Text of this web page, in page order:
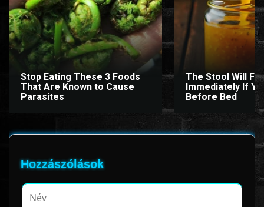
Stop Eating These 3 Foods
That Are Known to Cause
Parasites
The Stool Will Fly
Immediately If
Before Bed
Hozzászólások